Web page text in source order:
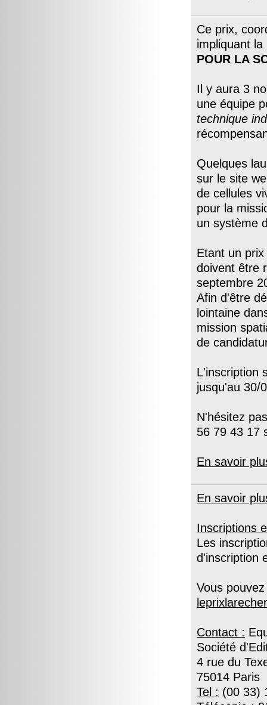
Ce prix,
impliquant
POUR LA
Il y aura 3
une équipe
technique
Quelques
sur le site
de cellules
pour la
un système
Etant un
doivent être
septembre
Afin d'être
lointaine
mission
de
L'inscription
jusqu'au 30/
N'hésitez
56 79 43 17
En savoir
En savoir
Inscriptions
Les
d'inscription
Vous
Contact :
Société
4 rue du
75014 Paris
Tel : (00 33)